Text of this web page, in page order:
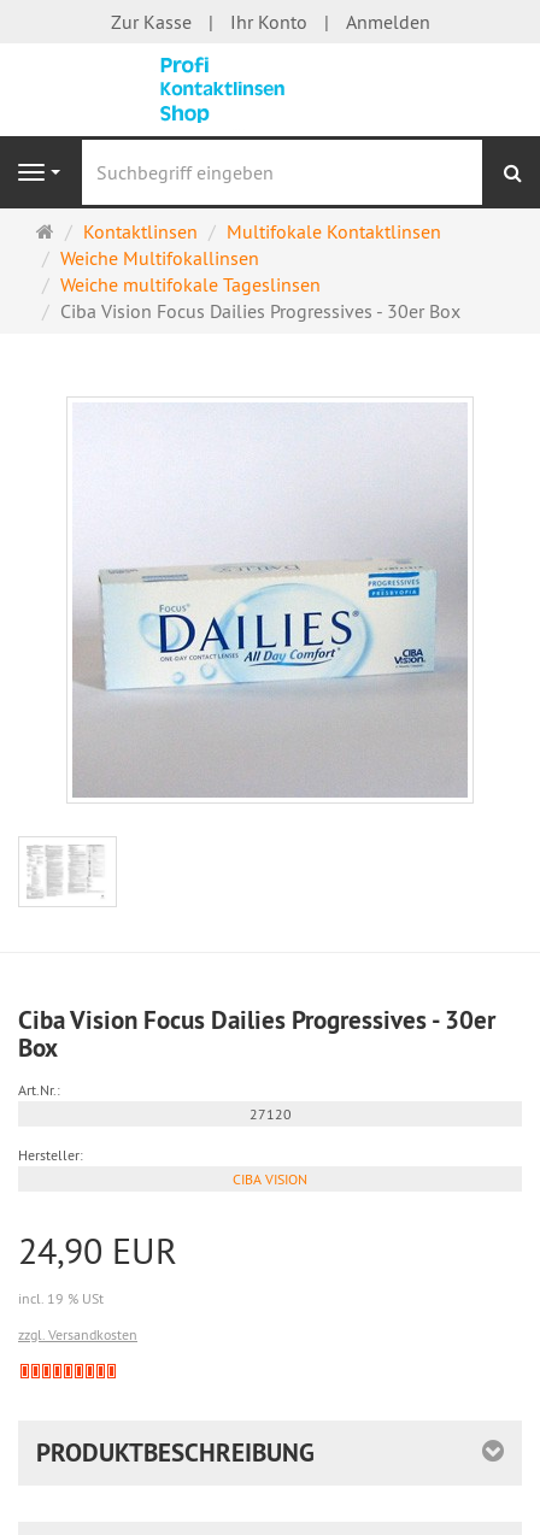
Zur Kasse Ihr Konto Anmelden
Navigation
Startseite
Kontaktlinsen
Multifokale Kontaktlinsen
Weiche Multifokallinsen
Weiche multifokale Tageslinsen
Ciba Vision Focus Dailies Progressives - 30er Box
Ciba Vision Focus Dailies Progressives - 30er
Box
Art.Nr.:
27120
Hersteller:
CIBA VISION
24,90 EUR
incl. 19 % USt
zzgl. Versandkosten
PRODUKTBESCHREIBUNG